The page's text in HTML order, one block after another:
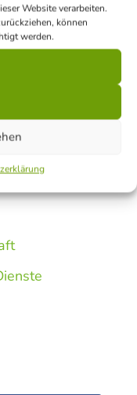
Website verarbeiten.
können
werden.